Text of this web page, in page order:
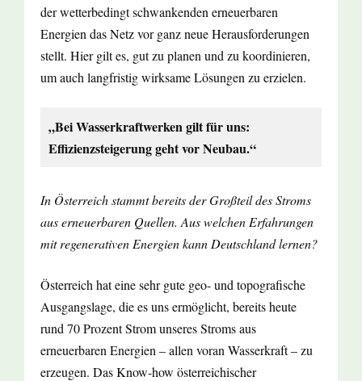
der wetterbedingt schwankenden erneuerbaren
Energien das Netz vor ganz neue Herausforderungen
stellt. Hier gilt es, gut zu planen und zu koordinieren,
um auch langfristig wirksame Lösungen zu erzielen.
„Bei Wasserkraftwerken gilt für uns:
Effizienzsteigerung geht vor Neubau.“
In Österreich stammt bereits der Großteil des Stroms
aus erneuerbaren Quellen. Aus welchen Erfahrungen
mit regenerativen Energien kann Deutschland lernen?
Österreich hat eine sehr gute geo- und topografische
Ausgangslage, die es uns ermöglicht, bereits heute
rund 70 Prozent Strom unseres Stroms aus
erneuerbaren Energien – allen voran Wasserkraft – zu
erzeugen. Das Know-how österreichischer